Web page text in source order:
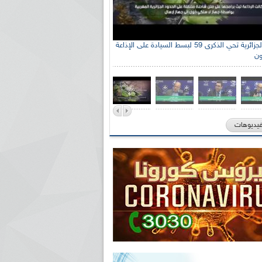
الإذاعة الجزائرية تحي الذكرى 59 لبسط السيادة على الإذاعة